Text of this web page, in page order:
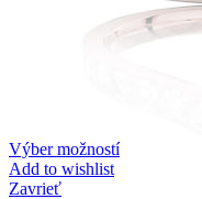
Výber možností
Add to wishlist
Zavrieť